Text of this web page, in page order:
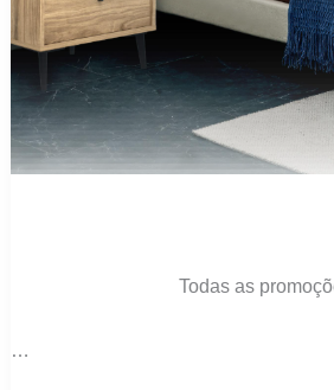
Todas as
…